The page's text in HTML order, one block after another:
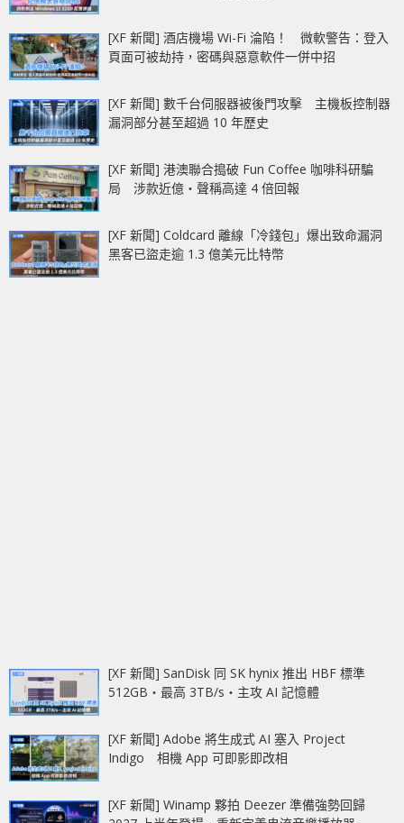
[XF 新聞] 酒店機場 Wi-Fi 淪陷！ 微軟警告：登入
頁面可被劫持，密碼與惡意軟件一併中招
[XF 新聞] 數千台伺服器被後門攻擊 主機板控制器
漏洞部分甚至超過 10 年歷史
[XF 新聞] 港澳聯合搗破 Fun Coffee 咖啡科研騙
局 涉款近億‧聲稱高達 4 倍回報
[XF 新聞] Coldcard 離線「冷錢包」爆出致命漏洞
黑客已盜走逾 1.3 億美元比特幣
[XF 新聞] SanDisk 同 SK hynix 推出 HBF 標準
512GB‧最高 3TB/s‧主攻 AI 記憶體
[XF 新聞] Adobe 將生成式 AI 塞入 Project
Indigo 相機 App 可即影即改相
[XF 新聞] Winamp 夥拍 Deezer 準備強勢回歸